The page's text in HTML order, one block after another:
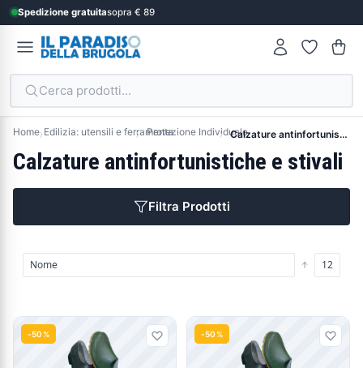
Spedizione gratuitasopra € 89
Cerca prodotti...
Home Edilizia: utensili e ferramentaProtezione Individuale Calzature antinfortunistiche e stivali
Calzature antinfortunistiche e stivali
Filtra Prodotti
Prodotti
-50% -50%